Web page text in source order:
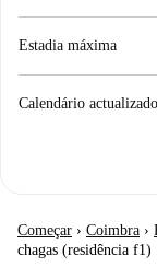
Estadia máxima
Calendário actualizado
Começar › Coimbra ›
chagas (residência f1)